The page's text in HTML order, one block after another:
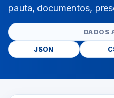
pauta, documentos,
DADOS
JSON